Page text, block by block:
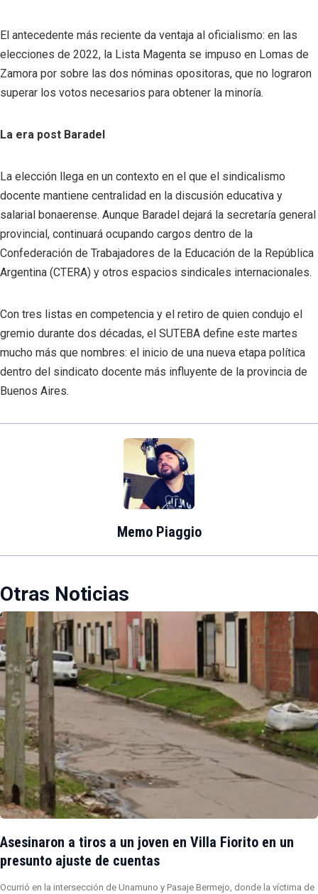
El antecedente más reciente da ventaja al oficialismo: en las
elecciones de 2022, la Lista Magenta se impuso en Lomas de
Zamora por sobre las dos nóminas opositoras, que no lograron
superar los votos necesarios para obtener la minoría.
La era post Baradel
La elección llega en un contexto en el que el sindicalismo
docente mantiene centralidad en la discusión educativa y
salarial bonaerense. Aunque Baradel dejará la secretaría general
provincial, continuará ocupando cargos dentro de la
Confederación de Trabajadores de la Educación de la República
Argentina (CTERA) y otros espacios sindicales internacionales.
Con tres listas en competencia y el retiro de quien condujo el
gremio durante dos décadas, el SUTEBA define este martes
mucho más que nombres: el inicio de una nueva etapa política
dentro del sindicato docente más influyente de la provincia de
Buenos Aires.
Memo Piaggio
Otras Noticias
Asesinaron a tiros a un joven en Villa Fiorito en un
presunto ajuste de cuentas
Ocurrió en la intersección de Unamuno y Pasaje Bermejo, donde la víctima de